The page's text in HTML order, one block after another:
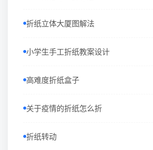
折纸立体大厦图解法
小学生手工折纸教案设计
高难度折纸盒子
关于疫情的折纸怎么折
折纸转动